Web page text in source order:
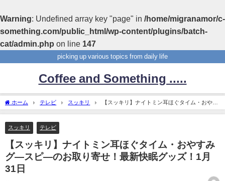
Warning: Undefined array key "page" in /home/migranamor/c-
something.com/public_html/wp-content/plugins/batch-
cat/admin.php on line 147
picking up various topics from daily life
Coffee and Something .....
ホーム テレビ スッキリ
【スッキリ】ナイトミン耳ほぐタイム・おやす
みグ―スピ―のお取り寄せ！最新快眠グッズ！1月31日
スッキリ テレビ
【スッキリ】ナイトミン耳ほぐタイム・おやすみ
グ―スピ―のお取り寄せ！最新快眠グッズ！1月
31日